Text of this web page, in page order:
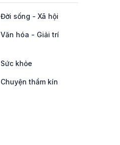
Đời sống - Xã hội
Văn hóa - Giải trí
Sức khỏe
Chuyện thầm kín